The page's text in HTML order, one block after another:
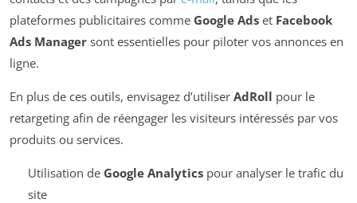
plateformes publicitaires comme Google Ads et Facebook
Ads Manager sont essentielles pour piloter vos annonces en
ligne.
En plus de ces outils, envisagez d’utiliser AdRoll pour le
retargeting afin de réengager les visiteurs intéressés par vos
produits ou services.
Utilisation de Google Analyticspour analyser le trafic du
site